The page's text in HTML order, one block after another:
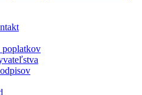
poplatkov